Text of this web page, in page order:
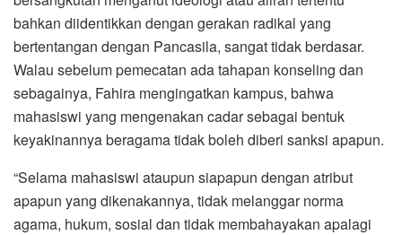
bahkan diidentikkan dengan gerakan radikal yang
bertentangan dengan Pancasila, sangat tidak berdasar.
Walau sebelum pemecatan ada tahapan konseling dan
sebagainya, Fahira mengingatkan kampus, bahwa
mahasiswi yang mengenakan cadar sebagai bentuk
keyakinannya beragama tidak boleh diberi sanksi apapun.
“Selama mahasiswi ataupun siapapun dengan atribut
apapun yang dikenakannya, tidak melanggar norma
agama, hukum, sosial dan tidak membahayakan apalagi